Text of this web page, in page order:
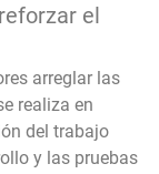
el
arreglar las
realiza en
del trabajo
y las pruebas